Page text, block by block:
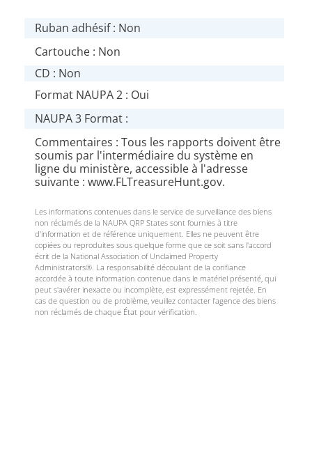
Ruban adhésif : Non
Cartouche : Non
CD : Non
Format NAUPA 2 : Oui
NAUPA 3 Format :
Commentaires : Tous les rapports doivent être
soumis par l'intermédiaire du système en
ligne du ministère, accessible à l'adresse
suivante : www.FLTreasureHunt.gov.
Les informations contenues dans le service de surveillance des biens
non réclamés de la NAUPA QRP States sont fournies à titre
d'information et de référence uniquement. Elles ne peuvent être
copiées ou reproduites sous quelque forme que ce soit sans l'accord
écrit de la National Association of Unclaimed Property
Administrators®. La responsabilité découlant de la confiance
accordée à toute information contenue dans le matériel présenté, qui
peut s'avérer inexacte ou incomplète, est expressément rejetée. En
cas de question ou de problème, veuillez contacter l'agence des biens
non réclamés de chaque État pour vérification.